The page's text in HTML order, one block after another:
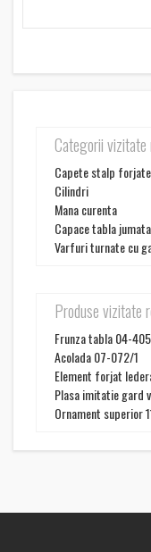
Categorii
Capete stalp forjate
Cilindri
Mana curenta
Capace tabla
Varfuri turnate cu
Produse vizitate
Frunza tabla 04-405
Acolada 07-072/1
Element forjat
Plasa imitatie gard
Ornament superior